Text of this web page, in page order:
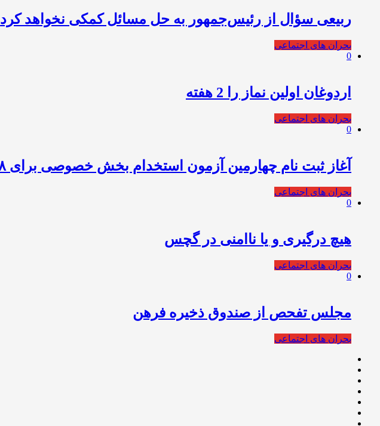
ربیعی سؤال از رئیس‌جمهور به حل مسائل کمکی نخواهد کرد
بحران های اجتماعی
0
اردوغان اولین نماز را 2 هفته
بحران های اجتماعی
0
آغاز ثبت نام چهارمین آزمون استخدام بخش خصوصی برای ۱۸ ۵۰۰ فرصت شغلی
بحران های اجتماعی
0
هیچ درگیری و یا ناامنی در گچس
بحران های اجتماعی
0
مجلس تفحص از صندوق ذخیره فرهن
بحران های اجتماعی